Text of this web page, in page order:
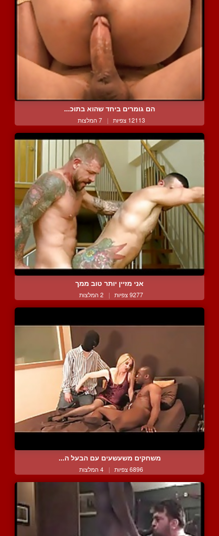
הם גומרים ביחד שהוא בתוכ...
12113 צפיות | 7 המלצות
אני מזיין יותר טוב ממך
9277 צפיות | 2 המלצות
משחקים משעשעים עם הבעל ה...
6896 צפיות | 4 המלצות